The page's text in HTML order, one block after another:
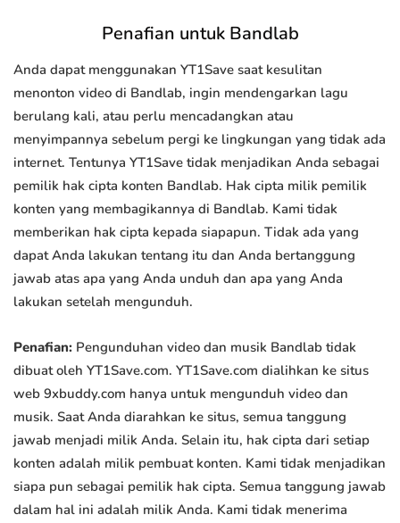
Penafian untuk Bandlab
Anda dapat menggunakan YT1Save saat kesulitan
menonton video di Bandlab, ingin mendengarkan lagu
berulang kali, atau perlu mencadangkan atau
menyimpannya sebelum pergi ke lingkungan yang tidak ada
internet. Tentunya YT1Save tidak menjadikan Anda sebagai
pemilik hak cipta konten Bandlab. Hak cipta milik pemilik
konten yang membagikannya di Bandlab. Kami tidak
memberikan hak cipta kepada siapapun. Tidak ada yang
dapat Anda lakukan tentang itu dan Anda bertanggung
jawab atas apa yang Anda unduh dan apa yang Anda
lakukan setelah mengunduh.
Penafian: Pengunduhan video dan musik Bandlab tidak
dibuat oleh YT1Save.com. YT1Save.com dialihkan ke situs
web 9xbuddy.com hanya untuk mengunduh video dan
musik. Saat Anda diarahkan ke situs, semua tanggung
jawab menjadi milik Anda. Selain itu, hak cipta dari setiap
konten adalah milik pembuat konten. Kami tidak menjadikan
siapa pun sebagai pemilik hak cipta. Semua tanggung jawab
dalam hal ini adalah milik Anda. Kami tidak menerima